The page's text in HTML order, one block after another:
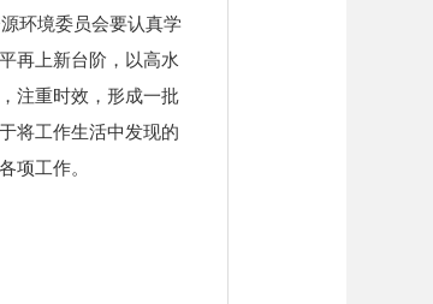
环境委员会要认真学
再上新台阶，以高水
注重时效，形成一批
将工作生活中发现的
项工作。